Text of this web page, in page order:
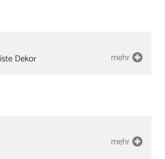
Dekor
mehr
mehr